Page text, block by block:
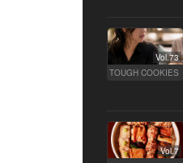
Vol.73
TOUGH COOKIES
Vol.7